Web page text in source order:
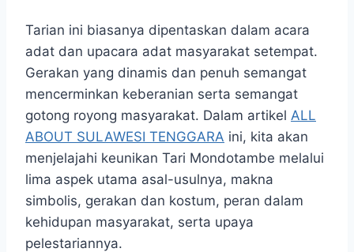
Tarian ini biasanya dipentaskan dalam acara
adat dan upacara adat masyarakat setempat.
Gerakan yang dinamis dan penuh semangat
mencerminkan keberanian serta semangat
gotong royong masyarakat. Dalam artikel ALL
ABOUT SULAWESI TENGGARA ini, kita akan
menjelajahi keunikan Tari Mondotambe melalui
lima aspek utama asal-usulnya, makna
simbolis, gerakan dan kostum, peran dalam
kehidupan masyarakat, serta upaya
pelestariannya.